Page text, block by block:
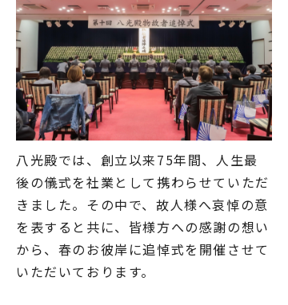
八光殿では、創立以来75年間、人生最
後の儀式を社業として携わらせていただ
きました。その中で、故人様へ哀悼の意
を表すると共に、皆様方への感謝の想い
から、春のお彼岸に追悼式を開催させて
いただいております。